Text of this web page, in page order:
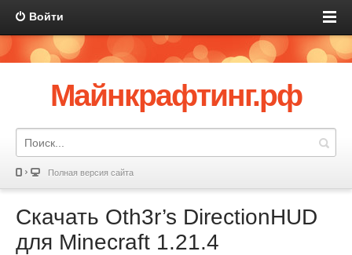
Войти
Майнкрафтинг.рф
Полная версия сайта
Скачать Oth3r’s DirectionHUD
для Minecraft 1.21.4